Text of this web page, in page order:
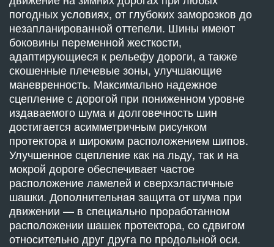
погодных условиях, от глубоких заморозков до
незапланированной оттепели. Шины имеют
боковины переменной жесткости,
адаптирующиеся к рельефу дороги, а также
скошенные плечевые зоны, улучшающие
маневренность. Максимально надежное
сцепление с дорогой при пониженном уровне
издаваемого шума и долговечность шин
достигается асимметричным рисунком
протектора и широким расположением шипов.
Улучшенное сцепление как на льду, так и на
мокрой дороге обеспечивает частое
расположение ламелей и сверхэластичные
шашки. Дополнительная защита от шума при
движении — в специально проработанном
расположении шашек протектора, со сдвигом
относительно друг друга по продольной оси.